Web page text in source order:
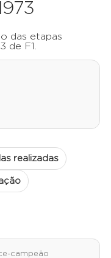
das etapas
de F1.
realizadas
campeão